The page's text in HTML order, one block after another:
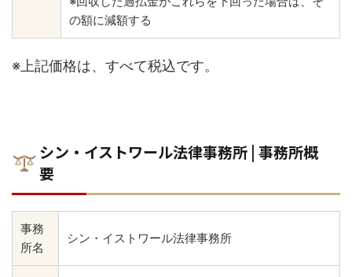
の額に減額する
※上記価格は、すべて税込です。
シン・イストワール法律事務所 | 事務所概
要
事務
所名
シン・イストワール法律事務所